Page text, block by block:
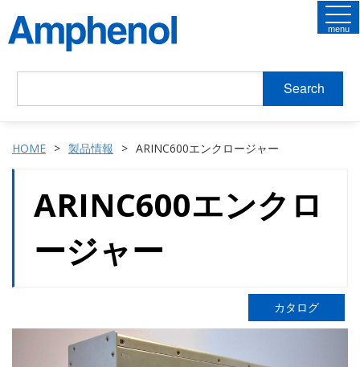
Search
menu
HOME 製品情報 ARINC600エンクロージャー
ARINC600エンクロ
ージャー
カタログ